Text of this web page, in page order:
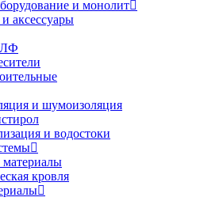
и монолит
аксессуары
и шумоизоляция
и водостоки
кровля